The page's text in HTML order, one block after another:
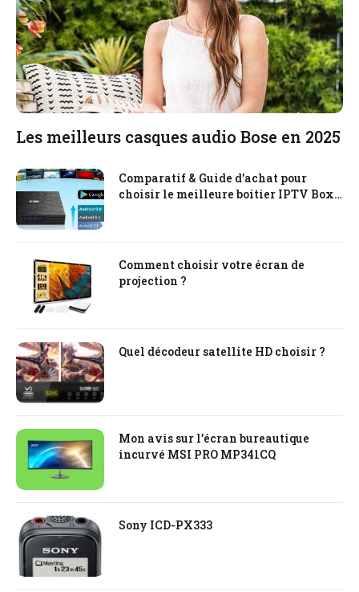
Les meilleurs casques audio Bose en 2025
Comparatif & Guide d’achat pour
choisir le meilleure boitier IPTV Box
Comment choisir votre écran de
projection ?
Quel décodeur satellite HD choisir ?
Mon avis sur l’écran bureautique
incurvé MSI PRO MP341CQ
Sony ICD-PX333